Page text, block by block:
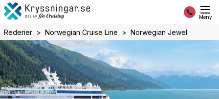
Meny
Rederier Norwegian Cruise Line Norwegian Jewel